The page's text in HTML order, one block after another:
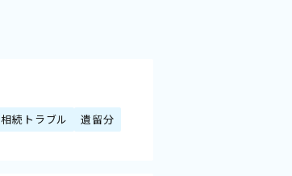
相続トラブル 遺留分